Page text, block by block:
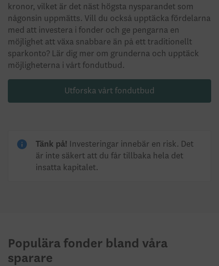
kronor, vilket är det näst högsta nysparandet som
någonsin uppmätts. Vill du också upptäcka fördelarna
med att investera i fonder och ge pengarna en
möjlighet att växa snabbare än på ett traditionellt
sparkonto? Lär dig mer om grunderna och upptäck
möjligheterna i vårt fondutbud.
Utforska vårt fondutbud
Tänk på! Investeringar innebär en risk. Det
är inte säkert att du får tillbaka hela det
insatta kapitalet.
Populära fonder bland våra
sparare